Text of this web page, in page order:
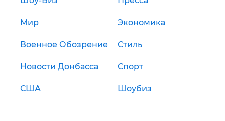
Мир Экономика
Военное Обозрение Стиль
Новости Донбасса Спорт
США Шоубиз